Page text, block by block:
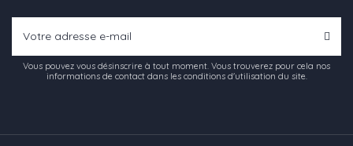
Vous pouvez vous désinscrire à tout moment. Vous trouverez pour cela nos
informations de contact dans les conditions d'utilisation du site.